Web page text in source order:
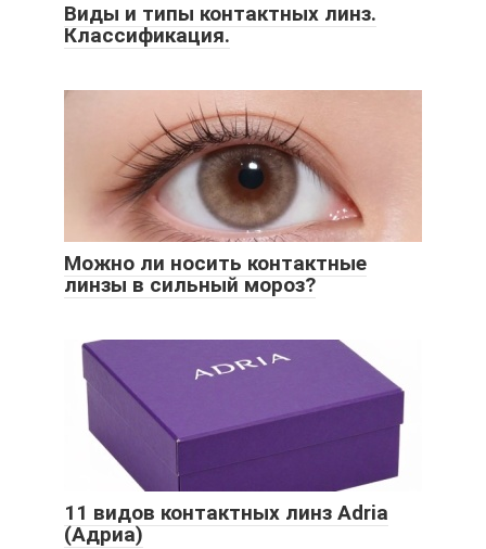
Виды и типы контактных линз.
Классификация.
Можно ли носить контактные
линзы в сильный мороз?
11 видов контактных линз Adria
(Адриа)